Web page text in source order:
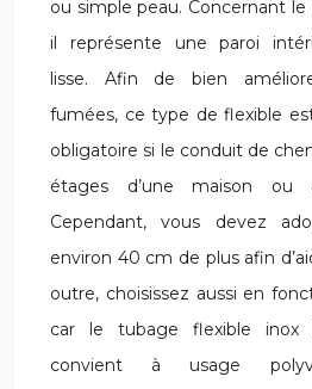
ou simple peau. Concernant
il représente une paroi
lisse. Afin de bien
fumées, ce type de flexible
obligatoire si le conduit de
étages d’une maison ou
Cependant, vous devez
environ 40 cm de plus afin
outre, choisissez aussi en
car le tubage flexible inox
convient à usage